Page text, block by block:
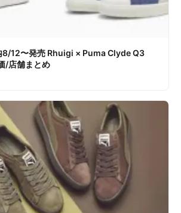
8/12〜発売 Rhuigi × Puma Clyde Q3
/店舗まとめ